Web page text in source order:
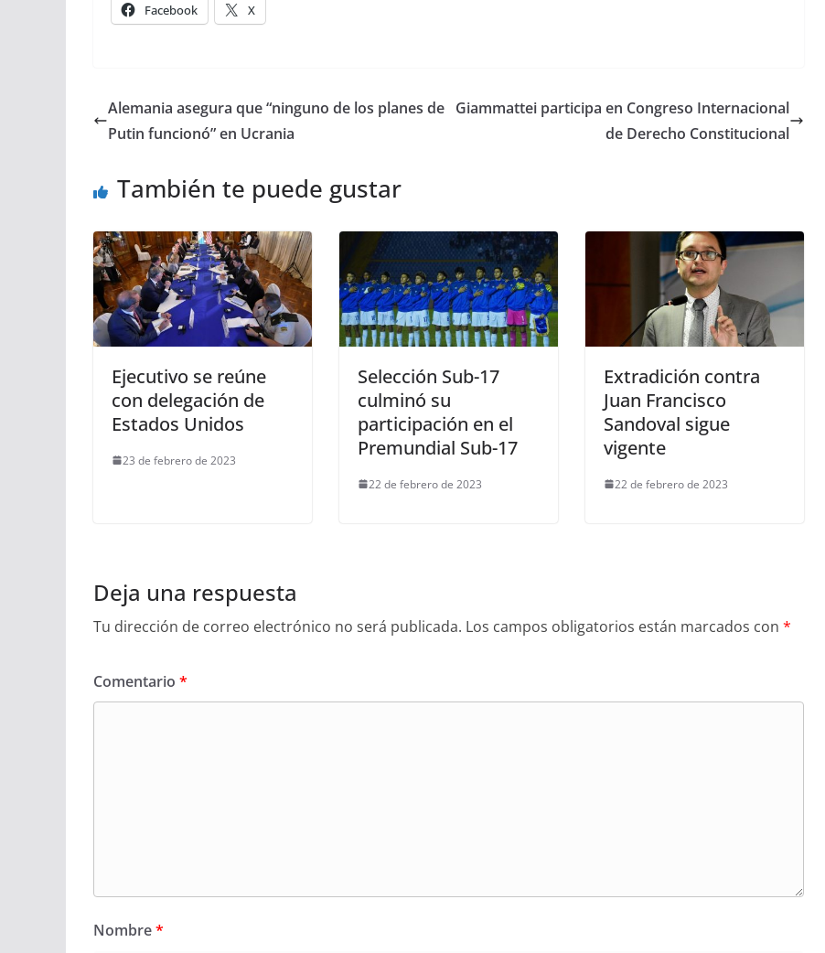
Facebook X
Alemania asegura que “ninguno de los planes de
Putin funcionó” en Ucrania
Giammattei participa en Congreso Internacional
de Derecho Constitucional
También te puede gustar
Ejecutivo se reúne
con delegación de
Estados Unidos
23 de febrero de 2023
Selección Sub-17
culminó su
participación en el
Premundial Sub-17
22 de febrero de 2023
Extradición contra
Juan Francisco
Sandoval sigue
vigente
22 de febrero de 2023
Deja una respuesta
Tu dirección de correo electrónico no será publicada. Los campos obligatorios están marcados con *
Comentario *
Nombre*